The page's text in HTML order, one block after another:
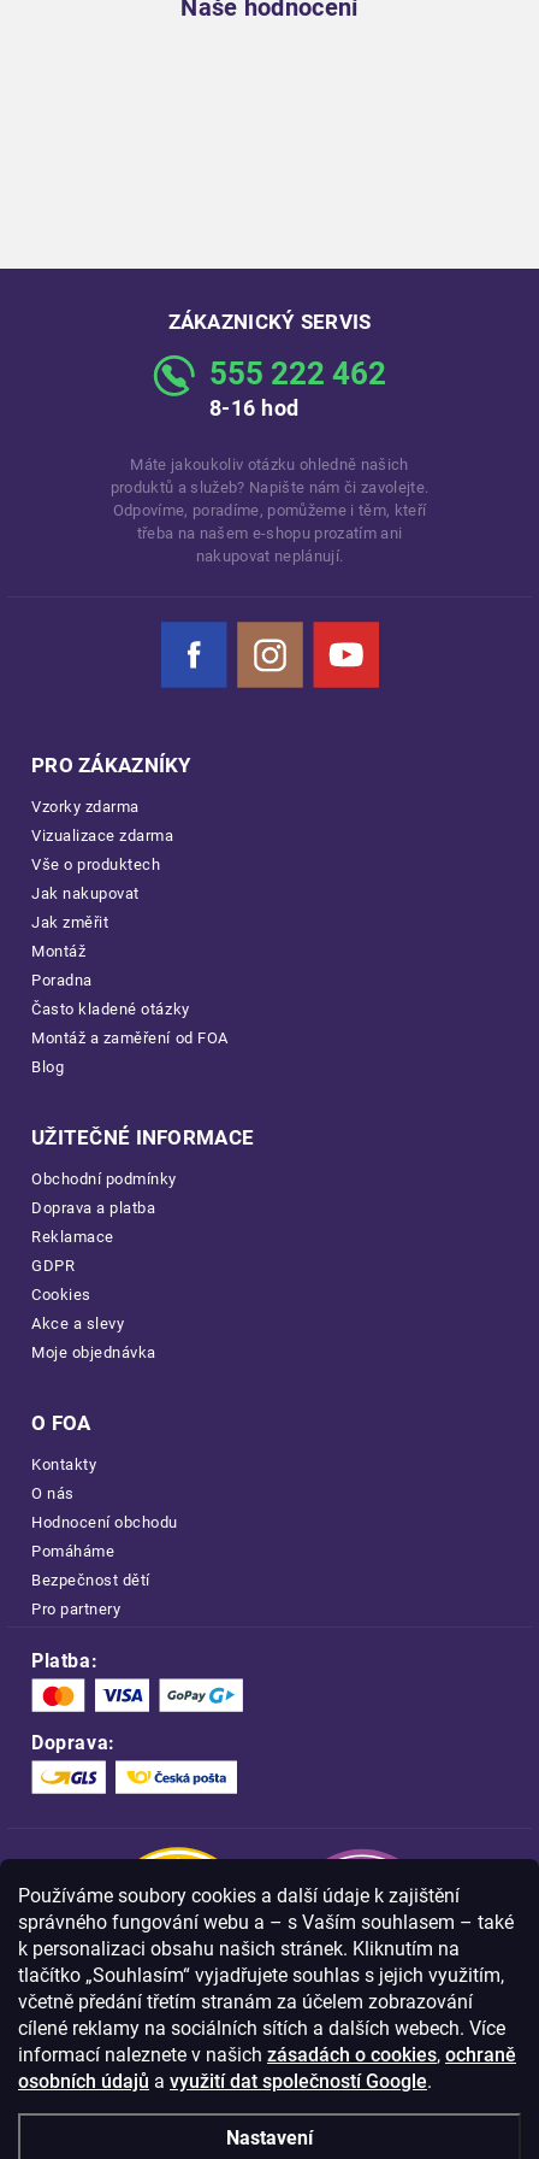
Používáme soubory cookies a další údaje k zajištění
správného fungování webu a – s Vaším souhlasem – také
k personalizaci obsahu našich stránek. Kliknutím na
tlačítko „Souhlasím“ vyjadřujete souhlas s jejich využitím,
včetně předání třetím stranám za účelem zobrazování
cílené reklamy na sociálních sítích a dalších webech. Více
informací naleznete v našich zásadách o cookies, ochraně
osobních údajů a využití dat společností Google.
Nastavení
Naše hodnocení
ZÁKAZNICKÝ SERVIS
555 222 462
8-16 hod
Máte jakoukoliv otázku ohledně našich
produktů a služeb? Napište nám či zavolejte.
Odpovíme, poradíme, pomůžeme i těm, kteří
třeba na našem e-shopu prozatím ani
nakupovat neplánují.
Facebook Instagram YouTube
PRO ZÁKAZNÍKY
Vzorky zdarma
Vizualizace zdarma
Vše o produktech
Jak nakupovat
Jak změřit
Montáž
Poradna
Často kladené otázky
Montáž a zaměření od FOA
Blog
UŽITEČNÉ INFORMACE
Obchodní podmínky
Doprava a platba
Reklamace
GDPR
Cookies
Akce a slevy
Moje objednávka
O FOA
Kontakty
O nás
Hodnocení obchodu
Pomáháme
Bezpečnost dětí
Pro partnery
Platba:
Doprava:
Nakupujte na FOA bezpečně a bez obav.
Díky HTTPS protokolu jsou Vaše citlivá
data v naprostém bezpečí.
© Copyright2026Westlogic s.r.o.,
Olomoucká 267/29, Opava, 746 01